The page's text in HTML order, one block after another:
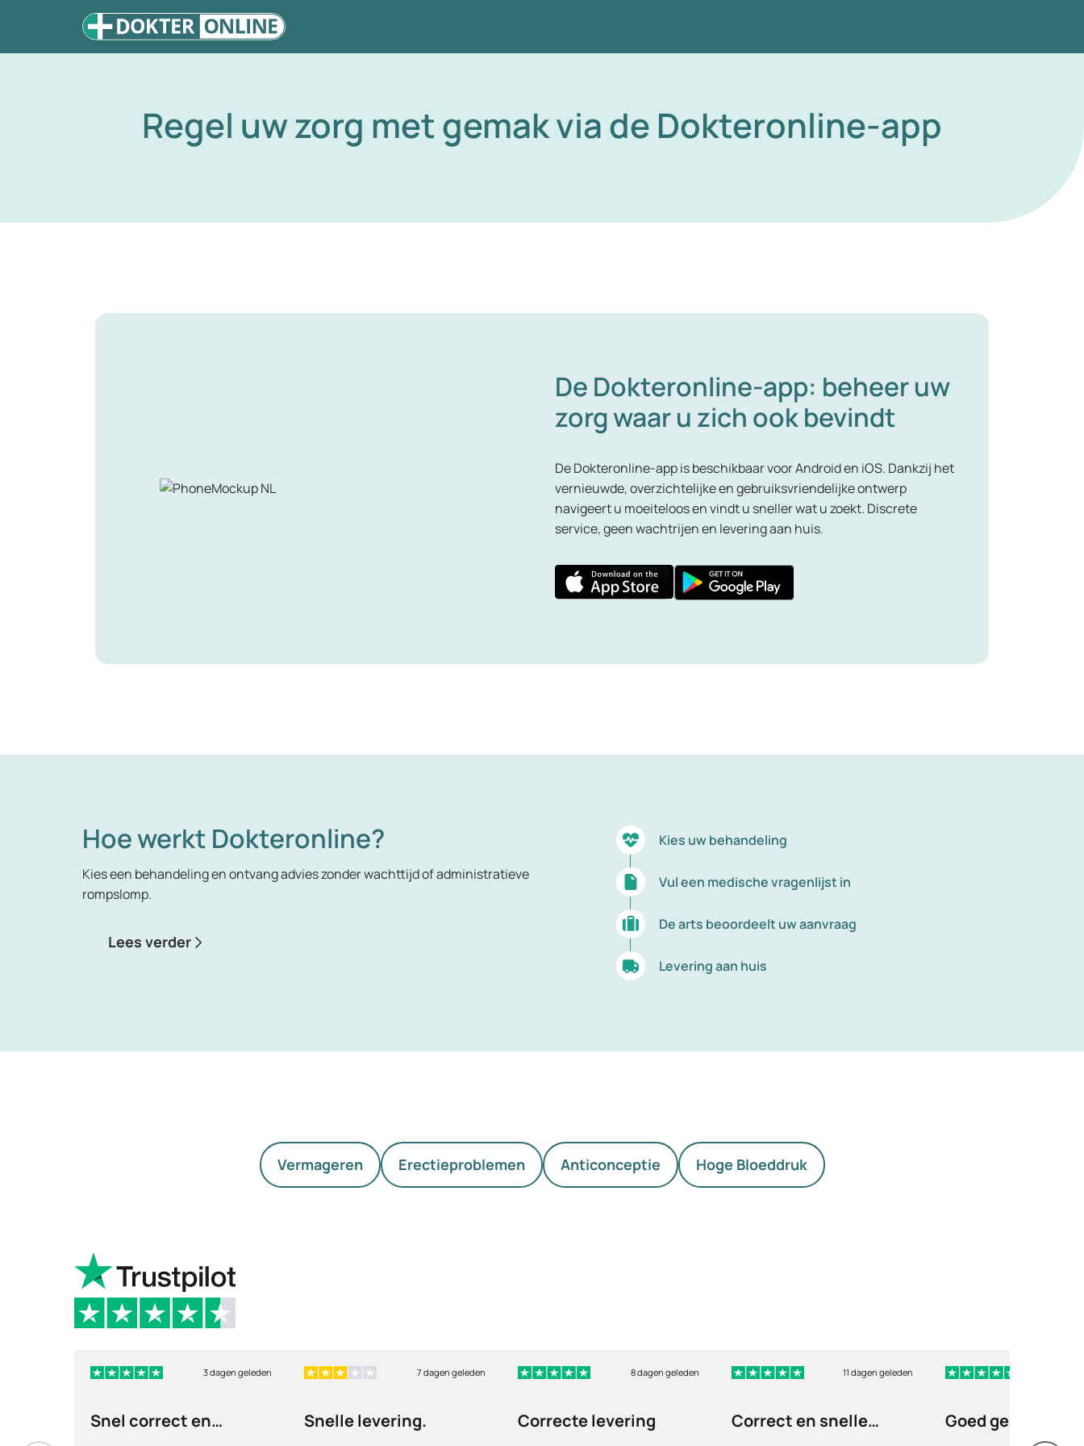
Regel uw zorg met gemak via de Dokteronline-app
De Dokteronline-app: beheer uw
zorg waar u zich ook bevindt
De Dokteronline-app is beschikbaar voor Android en iOS. Dankzij het
vernieuwde, overzichtelijke en gebruiksvriendelijke ontwerp
navigeert u moeiteloos en vindt u sneller wat u zoekt. Discrete
service, geen wachtrijen en levering aan huis.
Hoe werkt Dokteronline?
Kies een behandeling en ontvang advies zonder wachttijd of administratieve
rompslomp.
Lees verder
Kies uw behandeling
Vul een medische vragenlijst in
De arts beoordeelt uw aanvraag
Levering aan huis
Vermageren Erectieproblemen Anticonceptie Hoge Bloeddruk
3 dagen geleden
Snel correct en
7 dagen geleden
Snelle levering.
8 dagen geleden
Correcte levering
11 dagen geleden
Correct en snelle
Goed geregeld en